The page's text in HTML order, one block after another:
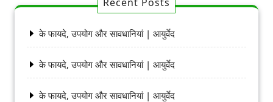
के फायदे, उपयोग और सावधानियां | आयुर्वेद
के फायदे, उपयोग और सावधानियां | आयुर्वेद
के फायदे, उपयोग और सावधानियां | आयुर्वेद